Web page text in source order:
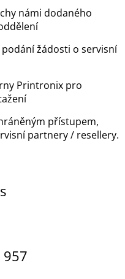
námi dodaného
žádosti o servisní
Printronix pro
přístupem,
partnery / resellery.